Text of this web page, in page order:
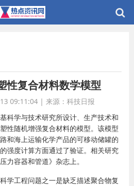
性复合材料数学模型
09:11:04 | 来源：科技日报
科学与技术研究所设计、生产技术和
性随机增强复合材料的模型。该模型
和海上运输化学产品的可移动储罐的
强度计算方面通过了验证。相关研究
力容器和管道》杂志上。
学工程问题之一是缺乏描述聚合物复